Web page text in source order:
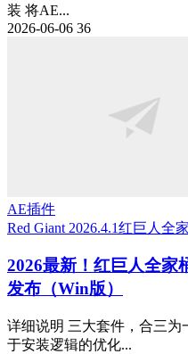
装 将AE...
2026-06-06 36
AE插件
Red Giant 2026.4.1红巨人全
2026最新！红巨人全家
发布（Win版）
详细说明 三大套件，合三为
于安装逻辑的优化...